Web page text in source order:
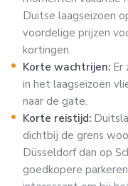
Duitse laagseizoen
voordelige prijzen
kortingen.
Korte wachtrijen: Er
in het laagseizoen
naar de gate.
Korte reistijd:
dichtbij de grens
Düsseldorf dan op
goedkopere